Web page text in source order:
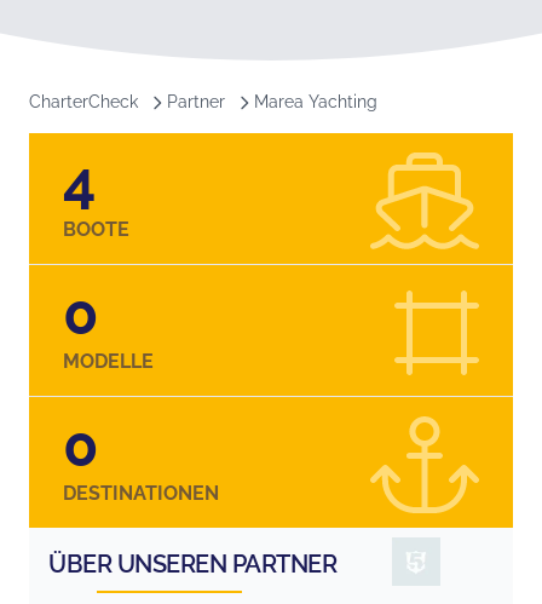
CharterCheck Partner Marea Yachting
4
BOOTE
0
MODELLE
0
DESTINATIONEN
ÜBER UNSEREN PARTNER